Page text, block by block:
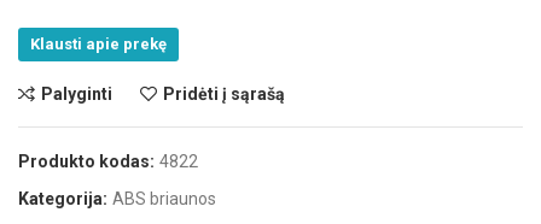
Klausti apie prekę
Palyginti Pridėti į sąrašą
Produkto kodas: 4822
Kategorija: ABS briaunos